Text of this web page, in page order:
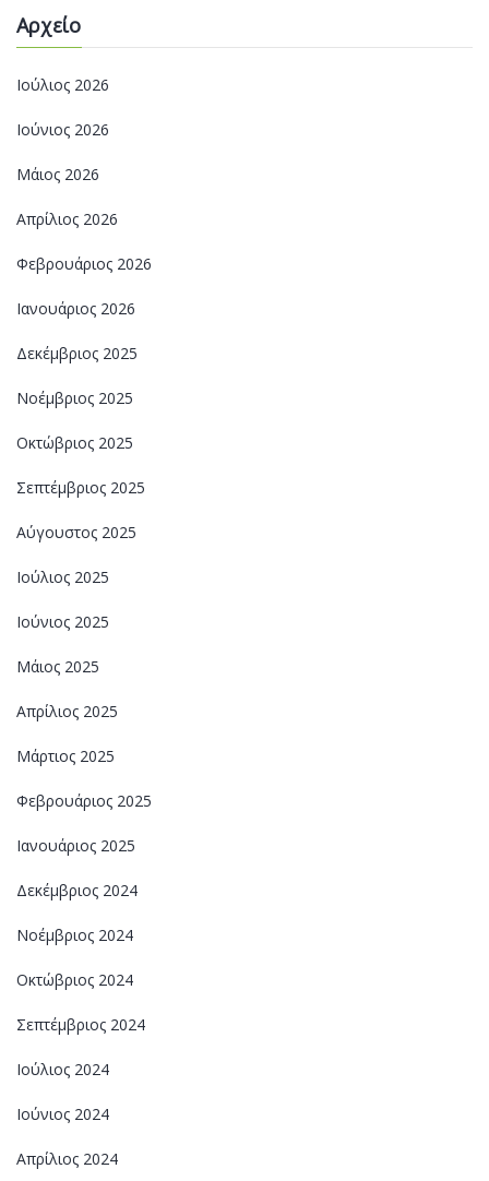
Αρχείο
Ιούλιος 2026
Ιούνιος 2026
Μάιος 2026
Απρίλιος 2026
Φεβρουάριος 2026
Ιανουάριος 2026
Δεκέμβριος 2025
Νοέμβριος 2025
Οκτώβριος 2025
Σεπτέμβριος 2025
Αύγουστος 2025
Ιούλιος 2025
Ιούνιος 2025
Μάιος 2025
Απρίλιος 2025
Μάρτιος 2025
Φεβρουάριος 2025
Ιανουάριος 2025
Δεκέμβριος 2024
Νοέμβριος 2024
Οκτώβριος 2024
Σεπτέμβριος 2024
Ιούλιος 2024
Ιούνιος 2024
Απρίλιος 2024